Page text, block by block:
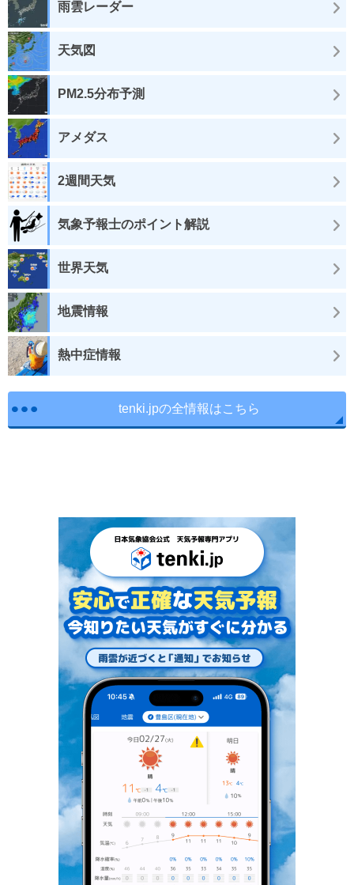
雨雲レーダー
天気図
PM2.5分布予測
アメダス
2週間天気
気象予報士のポイント解説
世界天気
地震情報
熱中症情報
tenki.jpの全情報はこちら